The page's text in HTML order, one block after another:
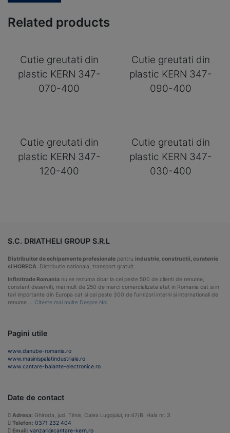
Related products
Cutie greutati din
plastic KERN 347-
070-400
Cutie greutati din
plastic KERN 347-
090-400
Cutie greutati din
plastic KERN 347-
120-400
Cutie greutati din
plastic KERN 347-
030-400
S.C. DRIATHELI GROUP S.R.L
Distribuitor de echipamente profesionale pentru industrie, constructii, curatenie
si HORECA. Distributie nationala, transport gratuit.
Infinitrade Romania nu se rezuma doar la cei peste 500 de clienti de renume,
constant deserviti, mai mult de 250 de marci comercializate atat in Romania cat si in
tari importante din Europa cat si cei peste 300 de furnizori interni si internationali de
renume … Citeste mai multe Despre Noi
Pagini utile
www.danube-romania.ro
www.masinispalatindustriale.ro
www.cantare-balante-electronice.ro
Date de contact
Adresa: Ghiroda, jud. Timis, Calea Lugojului, nr.47/B, Hala nr. 3
Telefon: 0371 232 404
Email: vanzari@cantare-kern.ro